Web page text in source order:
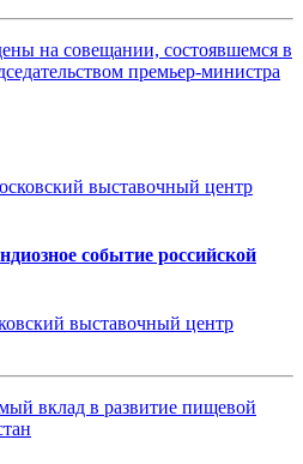
на совещании, состоявшемся в
премьер-министра
событие российской
выставочный центр